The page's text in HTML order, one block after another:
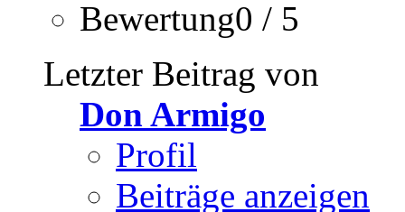
Bewertung0 / 5
Letzter Beitrag von
Don Armigo
Profil
Beiträge anzeigen